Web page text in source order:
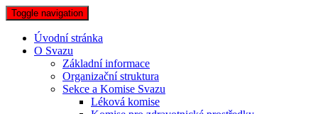
Toggle navigation
Úvodní stránka
O Svazu
Základní informace
Organizační struktura
Sekce a Komise Svazu
Léková komise